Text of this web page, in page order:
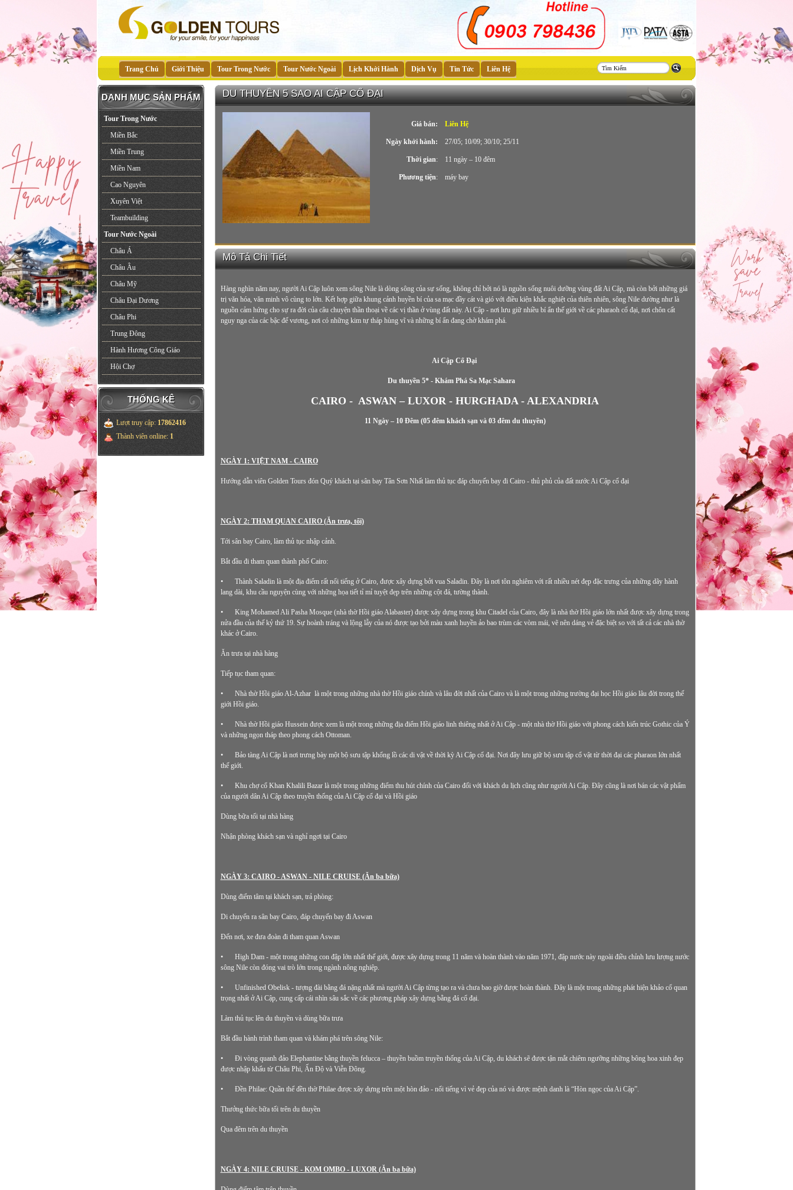
Trang Chủ Giới Thiệu Tour Trong Nước Tour Nước Ngoài Lịch Khởi Hành Dịch Vụ Tin Tức Liên Hệ
Thiết
kế
website
DANH MỤC SẢN PHẨM
Tour Trong Nước
Miền Bắc
Miền Trung
Miền Nam
Cao Nguyên
Xuyên Việt
Teambuilding
Tour Nước Ngoài
Châu Á
Châu Âu
Châu Mỹ
Châu Đại Dương
Châu Phi
Trung Đông
Hành Hương Công Giáo
Hội Chợ
THỐNG KÊ
Lượt truy cập: 17862416
Thành viên online: 1
DU THUYỀN 5 SAO AI CẬP CỔ ĐẠI
Giá bán: Liên Hệ
Ngày khởi hành: 27/05; 10/09; 30/10; 25/11
Thời gian: 11 ngày – 10 đêm
Phương tiện: máy bay
Mô Tả Chi Tiết
Hàng nghìn năm nay, người Ai Cập luôn xem sông Nile là dòng sông của sự sống, không chỉ bởi nó là nguồn sống nuôi dưỡng vùng đất Ai Cập, mà còn bởi những giá
trị văn hóa, văn minh vô cùng to lớn. Kết hợp giữa khung cảnh huyền bí của sa mạc đầy cát và gió với điều kiện khắc nghiệt của thiên nhiên, sông Nile dường như là
nguồn cảm hứng cho sự ra đời của câu chuyện thần thoại về các vị thần ở vùng đất này. Ai Cập - nơi lưu giữ nhiều bí ẩn thế giới về các pharaoh cổ đại, nơi chôn cất
nguy nga của các bậc đế vương, nơi có những kim tự tháp hùng vĩ và những bí ẩn đang chờ khám phá.
Ai Cập Cổ Đại
Du thuyền 5* - Khám Phá Sa Mạc Sahara
CAIRO - ASWAN – LUXOR - HURGHADA - ALEXANDRIA
11 Ngày – 10 Đêm (05 đêm khách sạn và 03 đêm du thuyền)
NGÀY 1: VIỆT NAM - CAIRO
Hướng dẫn viên Golden Tours đón Quý khách tại sân bay Tân Sơn Nhất làm thủ tục đáp chuyến bay đi Cairo - thủ phủ của đất nước Ai Cập cổ đại
NGÀY 2: THAM QUAN CAIRO (Ăn trưa, tối)
Tới sân bay Cairo, làm thủ tục nhập cảnh.
Bắt đầu đi tham quan thành phố Cairo:
•
Thành Saladin là một địa điểm rất nổi tiếng ở Cairo, được xây dựng bởi vua Saladin. Đây là nơi tôn nghiêm với rất nhiều nét đẹp đặc trưng của những dãy hành
lang dài, khu cầu nguyện cùng với những họa tiết tỉ mỉ tuyệt đẹp trên những cột đá, tường thành.
•
King Mohamed Ali Pasha Mosque (nhà thờ Hồi giáo Alabaster) được xây dựng trong khu Citadel của Cairo, đây là nhà thờ Hồi giáo lớn nhất được xây dựng trong
nửa đầu của thế kỷ thứ 19. Sự hoành tráng và lộng lẫy của nó được tạo bởi màu xanh huyền ảo bao trùm các vòm mái, vẽ nên dáng vẻ đặc biệt so với tất cả các nhà thờ
khác ở Cairo.
Ăn trưa tại nhà hàng
Tiếp tục tham quan:
•
Nhà thờ Hồi giáo Al-Azhar là một trong những nhà thờ Hồi giáo chính và lâu đời nhất của Cairo và là một trong những trường đại học Hồi giáo lâu đời trong thế
giới Hồi giáo.
•
Nhà thờ Hồi giáo Hussein được xem là một trong những địa điểm Hồi giáo linh thiêng nhất ở Ai Cập - một nhà thờ Hồi giáo với phong cách kiến trúc Gothic của Ý
và những ngọn tháp theo phong cách Ottoman.
•
Bảo tàng Ai Cập là nơi trưng bày một bộ sưu tập khổng lồ các di vật về thời kỳ Ai Cập cổ đại. Nơi đây lưu giữ bộ sưu tập cổ vật từ thời đại các pharaon lớn nhất
thế giới.
•
Khu chợ cổ Khan Khalili Bazar là một trong những điểm thu hút chính của Cairo đối với khách du lịch cũng như người Ai Cập. Đây cũng là nơi bán các vật phẩm
của người dân Ai Cập theo truyền thống của Ai Cập cổ đại và Hồi giáo
Dùng bữa tối tại nhà hàng
Nhận phòng khách sạn và nghỉ ngơi tại Cairo
NGÀY 3: CAIRO - ASWAN - NILE CRUISE (Ăn ba bữa)
Dùng điểm tâm tại khách sạn, trả phòng:
Di chuyển ra sân bay Cairo, đáp chuyến bay đi Aswan
Đến nơi, xe đưa đoàn đi tham quan Aswan
•
High Dam - một trong những con đập lớn nhất thế giới, được xây dựng trong 11 năm và hoàn thành vào năm 1971, đập nước này ngoài điều chỉnh lưu lượng nước
sông Nile còn đóng vai trò lớn trong ngành nông nghiệp.
•
Unfinished Obelisk - tượng đài bằng đá nặng nhất mà người Ai Cập từng tạo ra và chưa bao giờ được hoàn thành. Đây là một trong những phát hiện khảo cổ quan
trọng nhất ở Ai Cập, cung cấp cái nhìn sâu sắc về các phương pháp xây dựng bằng đá cổ đại.
Làm thủ tục lên du thuyền và dùng bữa trưa
Bắt đầu hành trình tham quan và khám phá trên sông Nile:
•
Đi vòng quanh đảo Elephantine bằng thuyền felucca – thuyền buồm truyền thống của Ai Cập, du khách sẽ được tận mắt chiêm ngưỡng những bông hoa xinh đẹp
được nhập khẩu từ Châu Phi, Ấn Độ và Viễn Đông.
• Đền Philae: Quần thể đền thờ Philae được xây dựng trên một hòn đảo - nổi tiếng vì vẻ đẹp của nó và được mệnh danh là “Hòn ngọc của Ai Cập”.
Thưởng thức bữa tối trên du thuyền
Qua đêm trên du thuyền
NGÀY 4: NILE CRUISE - KOM OMBO - LUXOR (Ăn ba bữa)